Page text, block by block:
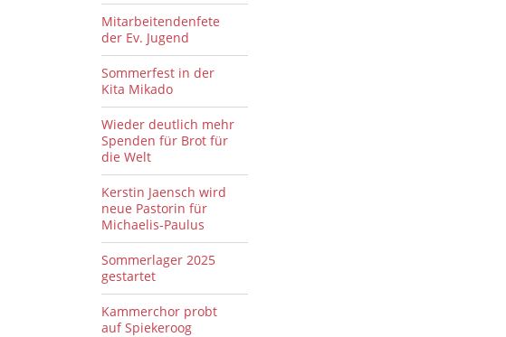
Mitarbeitendenfete
der Ev. Jugend
Sommerfest in der
Kita Mikado
Wieder deutlich mehr
Spenden für Brot für
die Welt
Kerstin Jaensch wird
neue Pastorin für
Michaelis-Paulus
Sommerlager 2025
gestartet
Kammerchor probt
auf Spiekeroog